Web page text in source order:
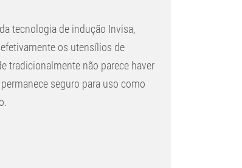
tecnologia de indução Invisa,
os utensílios de
tradicionalmente não parece haver
seguro para uso como